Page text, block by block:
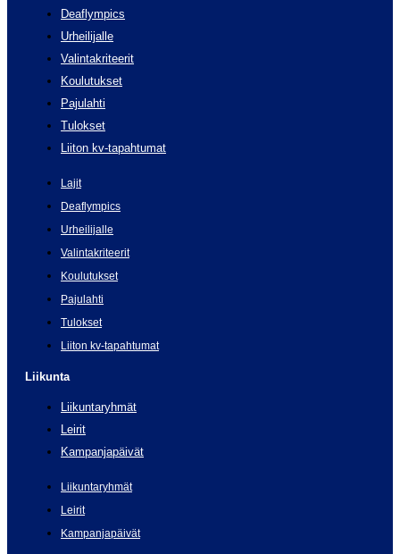
Deaflympics
Urheilijalle
Valintakriteerit
Koulutukset
Pajulahti
Tulokset
Liiton kv-tapahtumat
Lajit
Deaflympics
Urheilijalle
Valintakriteerit
Koulutukset
Pajulahti
Tulokset
Liiton kv-tapahtumat
Liikunta
Liikuntaryhmät
Leirit
Kampanjapäivät
Liikuntaryhmät
Leirit
Kampanjapäivät